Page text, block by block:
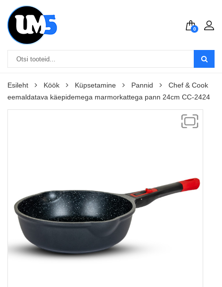
0
Esileht Köök Küpsetamine Pannid
Chef & Cook
eemaldatava käepidemega marmorkattega pann 24cm CC-2424